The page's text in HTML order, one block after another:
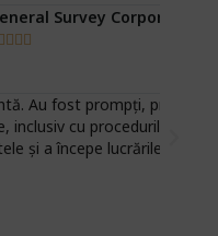
și mereu
necesare pentru a
rapid și fără